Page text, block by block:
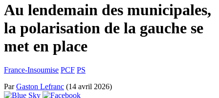
Au lendemain des municipales,
la polarisation de la gauche se
met en place
France-Insoumise PCF PS
ParGaston Lefranc (14 avril 2026)